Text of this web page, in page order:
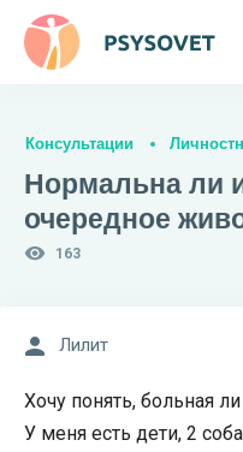
Консультации
Нормальна ли
очередное
163
Лилит
Хочу понять, больная
У меня есть дети, 2